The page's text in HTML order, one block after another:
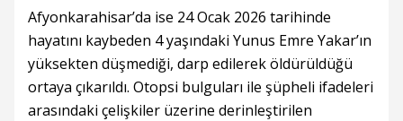
Afyonkarahisar’da ise 24 Ocak 2026 tarihinde
hayatını kaybeden 4 yaşındaki Yunus Emre Yakar’ın
yüksekten düşmediği, darp edilerek öldürüldüğü
ortaya çıkarıldı. Otopsi bulguları ile şüpheli ifadeleri
arasındaki çelişkiler üzerine derinleştirilen